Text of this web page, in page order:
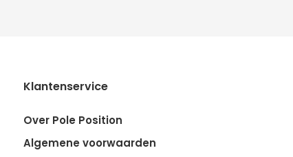
Klantenservice
Over Pole Position
Algemene voorwaarden